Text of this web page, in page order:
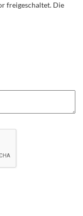
freigeschaltet. Die